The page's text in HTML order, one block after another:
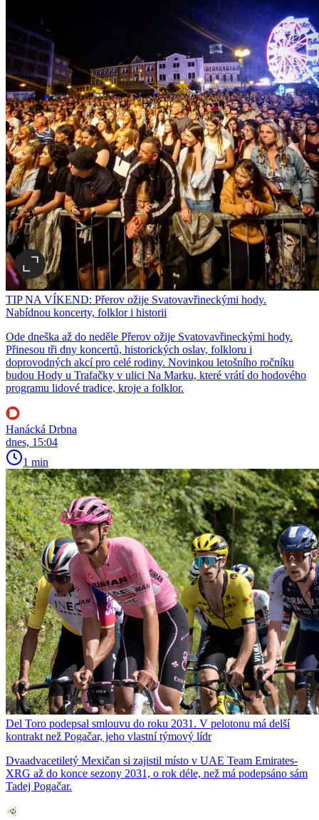
TIP NA VÍKEND: Přerov ožije Svatovavřineckými hody.
Nabídnou koncerty, folklor i historii
Ode dneška až do neděle Přerov ožije Svatovavřineckými hody.
Přinesou tři dny koncertů, historických oslav, folkloru i
doprovodných akcí pro celé rodiny. Novinkou letošního ročníku
budou Hody u Trafačky v ulici Na Marku, které vrátí do hodového
programu lidové tradice, kroje a folklor.
Hanácká Drbna
dnes, 15:04
1 min
Del Toro podepsal smlouvu do roku 2031. V pelotonu má delší
kontrakt než Pogačar, jeho vlastní týmový lídr
Dvaadvacetiletý Mexičan si zajistil místo v UAE Team Emirates-
XRG až do konce sezony 2031, o rok déle, než má podepsáno sám
Tadej Pogačar.